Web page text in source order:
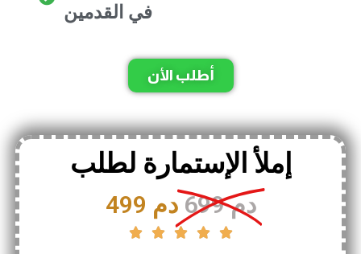
في القدمين
أطلب الأن
إملأ الإستمارة لطلب
499 دم 699 دم
    